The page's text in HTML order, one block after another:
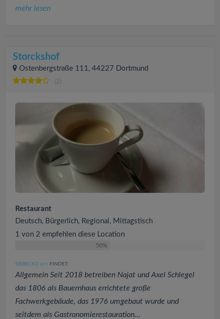
mehr lesen
Storckshof
Ostenbergstraße 111, 44227 Dortmund
(2)
Restaurant
Deutsch, Bürgerlich, Regional, Mittagstisch
1 von 2 empfehlen diese Location
50%
SIEBECKO (67 ) FINDET:
Allgemein Seit 2018 betreiben Najat und Axel Schlegel
das 1806 als Bauernhaus errichtete große
Fachwerkgebäude, das 1976 umgebaut wurde und
seitdem als Gastronomierestauration...